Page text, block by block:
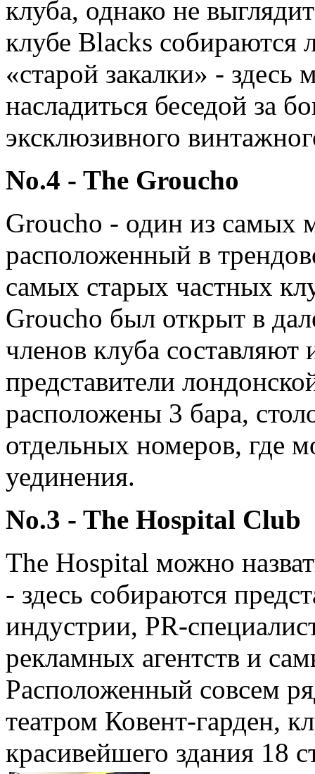
клуба, однако не
клубе Blacks собираются
«старой закалки» -
насладиться беседой за
эксклюзивного
No.4 - The Groucho
Groucho - один из самых
расположенный в
самых старых частных
Groucho был открыт в
членов клуба
представители
расположены 3 бара,
отдельных номеров, где
уединения.
No.3 - The Hospital Club
The Hospital можно
- здесь собираются
индустрии, PR-
рекламных агентств и
Расположенный совсем
театром Ковент-гарден,
красивейшего здания 18